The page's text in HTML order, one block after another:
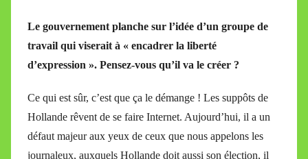
Le gouvernement planche sur l’idée d’un groupe de
travail qui viserait à « encadrer la liberté
d’expression ». Pensez-vous qu’il va le créer ?
Ce qui est sûr, c’est que ça le démange ! Les suppôts de
Hollande rêvent de se faire Internet. Aujourd’hui, il a un
défaut majeur aux yeux de ceux que nous appelons les
journaleux, auxquels Hollande doit aussi son élection, il